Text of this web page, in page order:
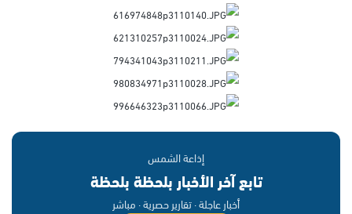
إذاعة الشمس
تابع آخر الأخبار بلحظة بلحظة
أخبار عاجلة · تقارير حصرية · مباشر